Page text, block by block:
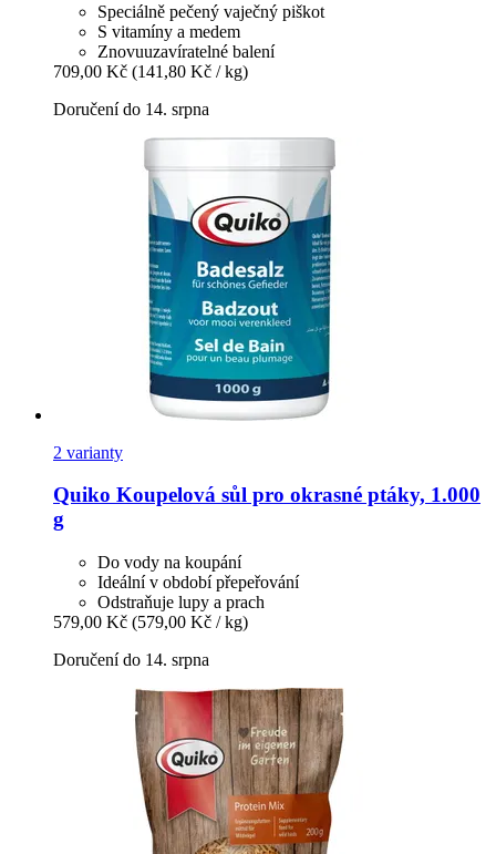
Speciálně pečený vaječný piškot
S vitamíny a medem
Znovuuzavíratelné balení
709,00 Kč (141,80 Kč / kg)
Doručení do 14. srpna
2 varianty
Quiko Koupelová sůl pro okrasné ptáky, 1.000
g
Do vody na koupání
Ideální v období přepeřování
Odstraňuje lupy a prach
579,00 Kč (579,00 Kč / kg)
Doručení do 14. srpna